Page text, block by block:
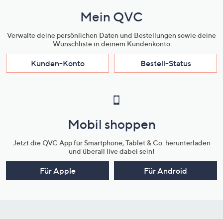
Mein QVC
Verwalte deine persönlichen Daten und Bestellungen sowie deine
Wunschliste in deinem Kundenkonto
Kunden-Konto Bestell-Status
Mobil shoppen
Jetzt die QVC App für Smartphone, Tablet & Co. herunterladen
und überall live dabei sein!
Für Apple Für Android